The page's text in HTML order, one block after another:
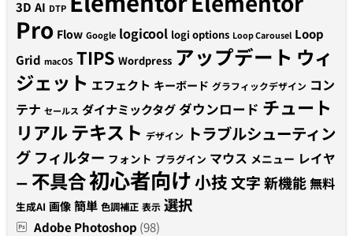
3D AI DTP
Pro Flow Google logicool logi options Loop Carousel Loop
Grid macOS TIPS Wordpress アップデート ウィ
ジェット エフェクト キーボード グラフィックデザイン コン
テナ セールス ダイナミックタグダウンロード チュート
リアルテキスト デザイン トラブルシューティン
グ フィルター フォント プラグイン マウス メニュー レイヤ
ー 不具合初心者向け小技文字新機能無料
生成AI 画像 簡単 色調補正 表示 選択
Adobe Photoshop (98)